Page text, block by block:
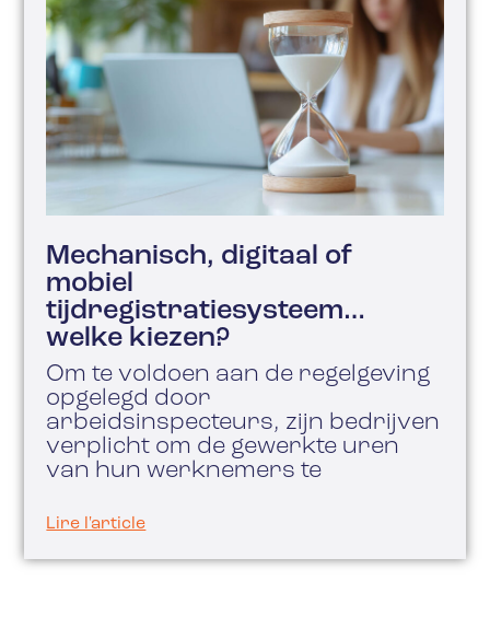
Mechanisch, digitaal of
mobiel
tijdregistratiesysteem…
welke kiezen?
Om te voldoen aan de regelgeving
opgelegd door
arbeidsinspecteurs, zijn bedrijven
verplicht om de gewerkte uren
van hun werknemers te
Lire l'article